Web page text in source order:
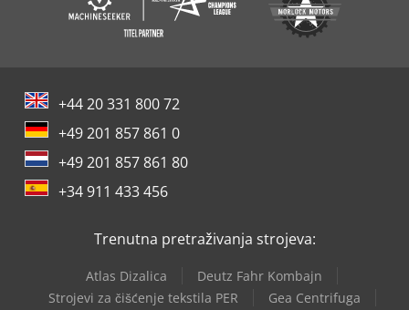
+44 20 331 800 72
+49 201 857 861 0
+49 201 857 861 80
+34 911 433 456
Trenutna pretraživanja strojeva:
Atlas Dizalica
Deutz Fahr Kombajn
Strojevi za čišćenje tekstila PER
Gea Centrifuga